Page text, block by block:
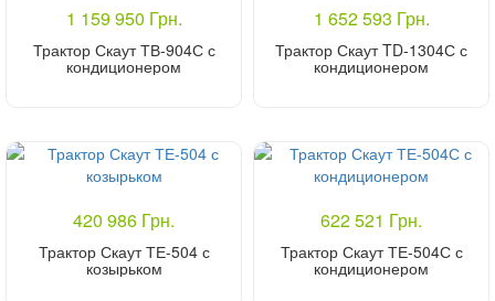
1 159 950 Грн.
Трактор Скаут ТВ-904С с
кондиционером
1 652 593 Грн.
Трактор Скаут TD-1304С с
кондиционером
420 986 Грн.
Трактор Скаут ТЕ-504 с
козырьком
622 521 Грн.
Трактор Скаут ТЕ-504С с
кондиционером